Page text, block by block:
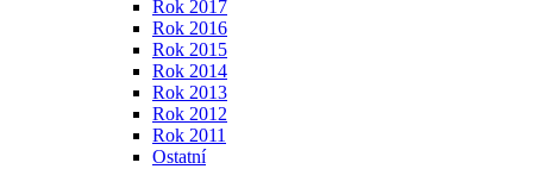
Rok 2017
Rok 2016
Rok 2015
Rok 2014
Rok 2013
Rok 2012
Rok 2011
Ostatní